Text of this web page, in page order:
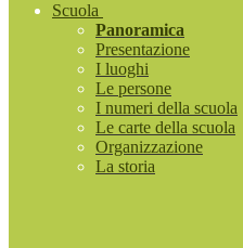
Scuola
Panoramica
Presentazione
I luoghi
Le persone
I numeri della scuola
Le carte della scuola
Organizzazione
La storia